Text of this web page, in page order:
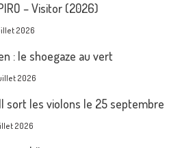
– Visitor (2026)
2026
: le shoegaze au vert
2026
sort les violons le 25 septembre
2026